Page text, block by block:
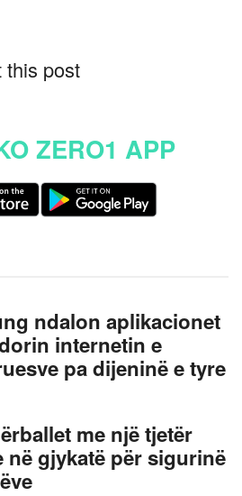
this post
ZERO1 APP
ndalon aplikacionet
internetin e
pa dijeninë e tyre
me një tjetër
në gjykatë për sigurinë